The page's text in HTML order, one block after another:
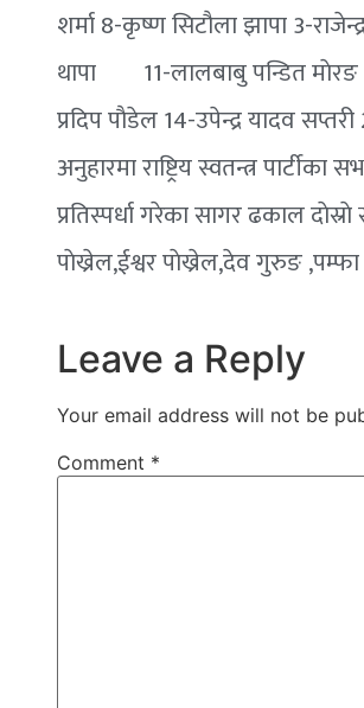
शर्मा 8-कृष्ण सिटौला झापा 3-
थापा 11-लालबाबु पन्डित माेरङ
प्रदिप पाैडेल 14-उपेन्द्र
अनुहारमा राष्ट्रिय स्वतन्त्र
प्रतिस्पर्धा गरेका सागर ढकाल
पाेख्रेल,ईश्वर पाेख्रेल,देव गुरुङ
Leave a Reply
Your email address will not be
Comment *